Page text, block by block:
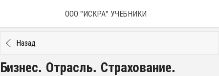
ООО "ИСКРА" УЧЕБНИКИ
Назад
Бизнес. Отрасль. Страхование.